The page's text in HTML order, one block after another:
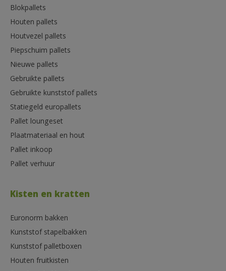
Blokpallets
Houten pallets
Houtvezel pallets
Piepschuim pallets
Nieuwe pallets
Gebruikte pallets
Gebruikte kunststof pallets
Statiegeld europallets
Pallet loungeset
Plaatmateriaal en hout
Pallet inkoop
Pallet verhuur
Kisten en kratten
Euronorm bakken
Kunststof stapelbakken
Kunststof palletboxen
Houten fruitkisten